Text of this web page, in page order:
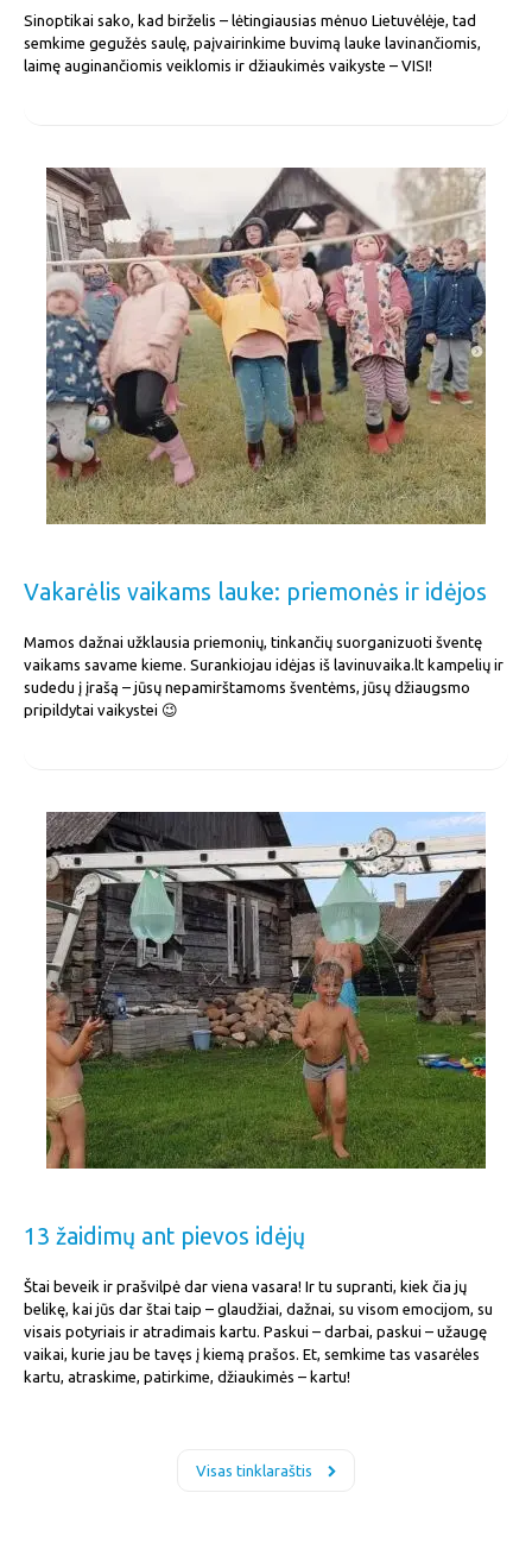
Sinoptikai sako, kad birželis – lėtingiausias mėnuo Lietuvėlėje, tad
semkime gegužės saulę, paįvairinkime buvimą lauke lavinančiomis,
laimę auginančiomis veiklomis ir džiaukimės vaikyste – VISI!
Vakarėlis vaikams lauke: priemonės ir idėjos
Mamos dažnai užklausia priemonių, tinkančių suorganizuoti šventę
vaikams savame kieme. Surankiojau idėjas iš lavinuvaika.lt kampelių ir
sudedu į įrašą – jūsų nepamirštamoms šventėms, jūsų džiaugsmo
pripildytai vaikystei 😉
13 žaidimų ant pievos idėjų
Štai beveik ir prašvilpė dar viena vasara! Ir tu supranti, kiek čia jų
belikę, kai jūs dar štai taip – glaudžiai, dažnai, su visom emocijom, su
visais potyriais ir atradimais kartu. Paskui – darbai, paskui – užaugę
vaikai, kurie jau be tavęs į kiemą prašos. Et, semkime tas vasarėles
kartu, atraskime, patirkime, džiaukimės – kartu!
Visas tinklaraštis